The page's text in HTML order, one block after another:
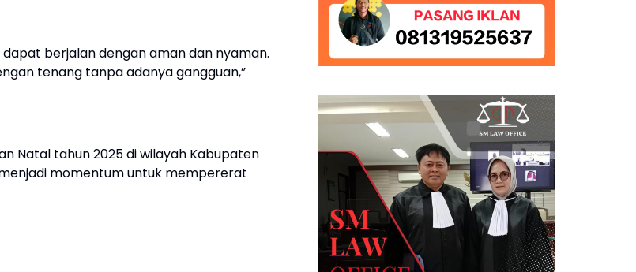
berjalan dengan aman dan nyaman.
tenang tanpa adanya gangguan,”
Natal tahun 2025 di wilayah Kabupaten
momentum untuk mempererat